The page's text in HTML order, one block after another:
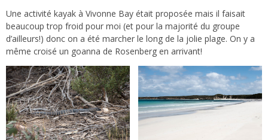
Une activité kayak à Vivonne Bay était proposée mais il faisait
beaucoup trop froid pour moi (et pour la majorité du groupe
d’ailleurs!) donc on a été marcher le long de la jolie plage. On y a
même croisé un goanna de Rosenberg en arrivant!